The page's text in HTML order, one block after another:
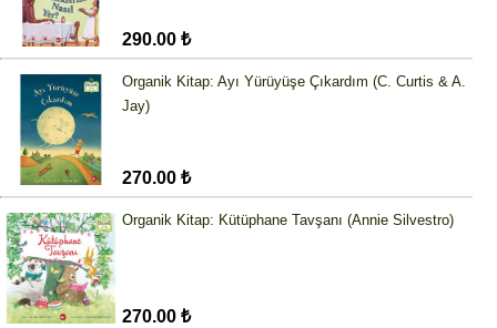
290.00 ₺
Organik Kitap: Ayı Yürüyüşe Çıkardım (C. Curtis & A.
Jay)
270.00 ₺
Organik Kitap: Kütüphane Tavşanı (Annie Silvestro)
270.00 ₺